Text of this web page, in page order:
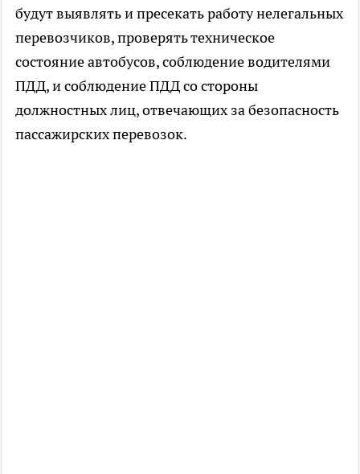
будут выявлять и пресекать работу нелегальных
перевозчиков, проверять техническое
состояние автобусов, соблюдение водителями
ПДД, и соблюдение ПДД со стороны
должностных лиц, отвечающих за безопасность
пассажирских перевозок.